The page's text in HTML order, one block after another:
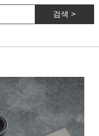
검색 >